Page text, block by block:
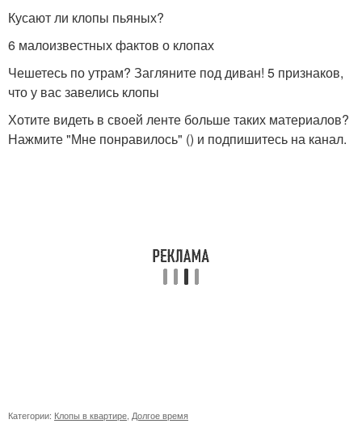
Кусают ли клопы пьяных?
6 малоизвестных фактов о клопах
Чешетесь по утрам? Загляните под диван! 5 признаков,
что у вас завелись клопы
Хотите видеть в своей ленте больше таких материалов?
Нажмите "Мне понравилось" () и подпишитесь на канал.
Категории: Клопы в квартире Долгое время